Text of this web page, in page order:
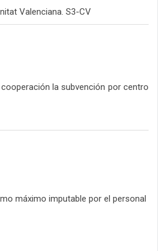
Valenciana. S3-CV
la subvención por centro
máximo imputable por el personal